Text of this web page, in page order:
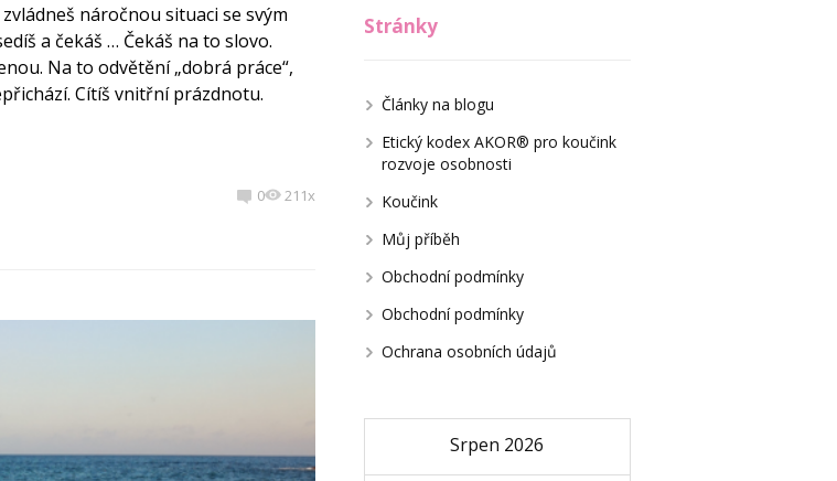
náročnou situaci se svým
a čekáš … Čekáš na to slovo.
Na to odvětění „dobrá práce“,
Cítíš vnitřní prázdnotu.
0 211x
Stránky
Články na blogu
Etický kodex AKOR® pro koučink
rozvoje osobnosti
Koučink
Můj příběh
Obchodní podmínky
Obchodní podmínky
Ochrana osobních údajů
Srpen 2026